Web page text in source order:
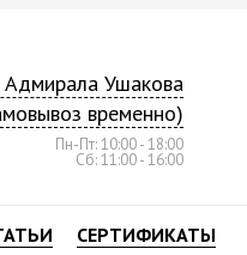
Адмирала Ушакова
временно)
Пн-Пт: 10:00 - 18:00
Сб: 11:00 - 16:00
СЕРТИФИКАТЫ